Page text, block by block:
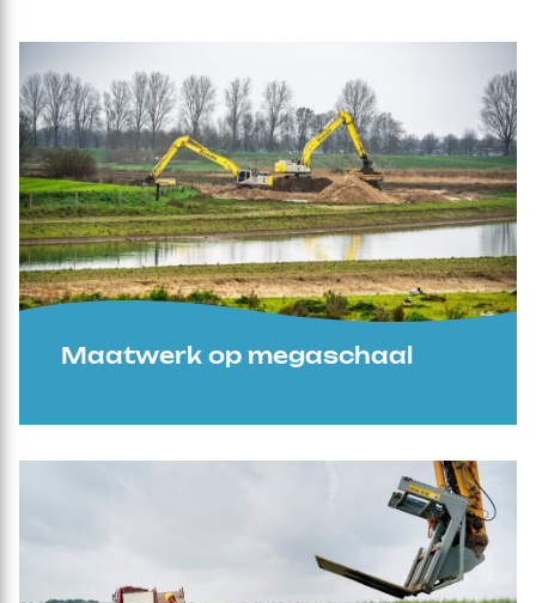
Maatwerk op megaschaal